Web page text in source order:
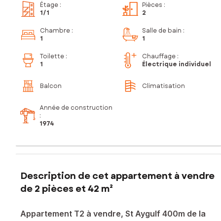
Étage :
1/1
Pièces :
2
Chambre :
1
Salle de bain :
1
Toilette :
1
Chauffage :
Électrique individuel
Balcon Climatisation
Année de construction
:
1974
Description de cet appartement à vendre
de 2 pièces et 42 m²
Appartement T2 à vendre, St Aygulf 400m de la